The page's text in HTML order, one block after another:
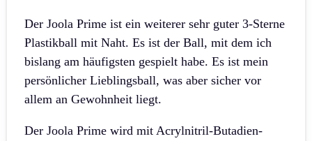
Der Joola Prime ist ein weiterer sehr guter 3-Sterne
Plastikball mit Naht. Es ist der Ball, mit dem ich
bislang am häufigsten gespielt habe. Es ist mein
persönlicher Lieblingsball, was aber sicher vor
allem an Gewohnheit liegt.
Der Joola Prime wird mit Acrylnitril-Butadien-